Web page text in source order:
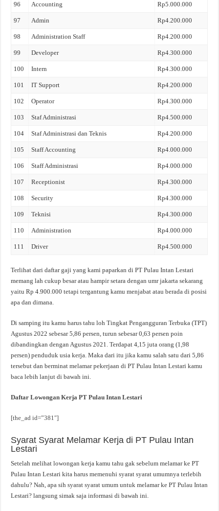
96 Accounting Rp5.000.000
97 Admin Rp4.200.000
98 Administration Staff Rp4.200.000
99 Developer Rp4.300.000
100 Intern Rp4.300.000
101 IT Support Rp4.200.000
102 Operator Rp4.300.000
103 Staf Administrasi Rp4.500.000
104 Staf Administrasi dan Teknis Rp4.200.000
105 Staff Accounting Rp4.000.000
106 Staff Administrasi Rp4.000.000
107 Receptionist Rp4.300.000
108 Security Rp4.300.000
109 Teknisi Rp4.300.000
110 Administration Rp4.000.000
111 Driver Rp4.500.000
Terlihat dari daftar gaji yang kami paparkan di PT Pulau Intan Lestari
memang lah cukup besar atau hampir setara dengan umr jakarta sekarang
yaitu Rp 4.900.000 tetapi tergantung kamu menjabat atau berada di posisi
apa dan dimana.
Di samping itu kamu harus tahu loh Tingkat Pengangguran Terbuka (TPT)
Agustus 2022 sebesar 5,86 persen, turun sebesar 0,63 persen poin
dibandingkan dengan Agustus 2021. Terdapat 4,15 juta orang (1,98
persen) penduduk usia kerja. Maka dari itu jika kamu salah satu dari 5,86
tersebut dan berminat melamar pekerjaan di PT Pulau Intan Lestari kamu
baca lebih lanjut di bawah ini.
Daftar Lowongan Kerja PT Pulau Intan Lestari
[the_ad id=”381″]
Syarat Syarat Melamar Kerja di PT Pulau Intan
Lestari
Setelah melihat lowongan kerja kamu tahu gak sebelum melamar ke PT
Pulau Intan Lestari kita harus memenuhi syarat syarat umumnya terlebih
dahulu? Nah, apa sih syarat syarat umum untuk melamar ke PT Pulau Intan
Lestari? langsung simak saja informasi di bawah ini.